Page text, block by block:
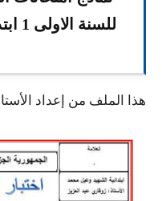
هذا الملف من إعداد